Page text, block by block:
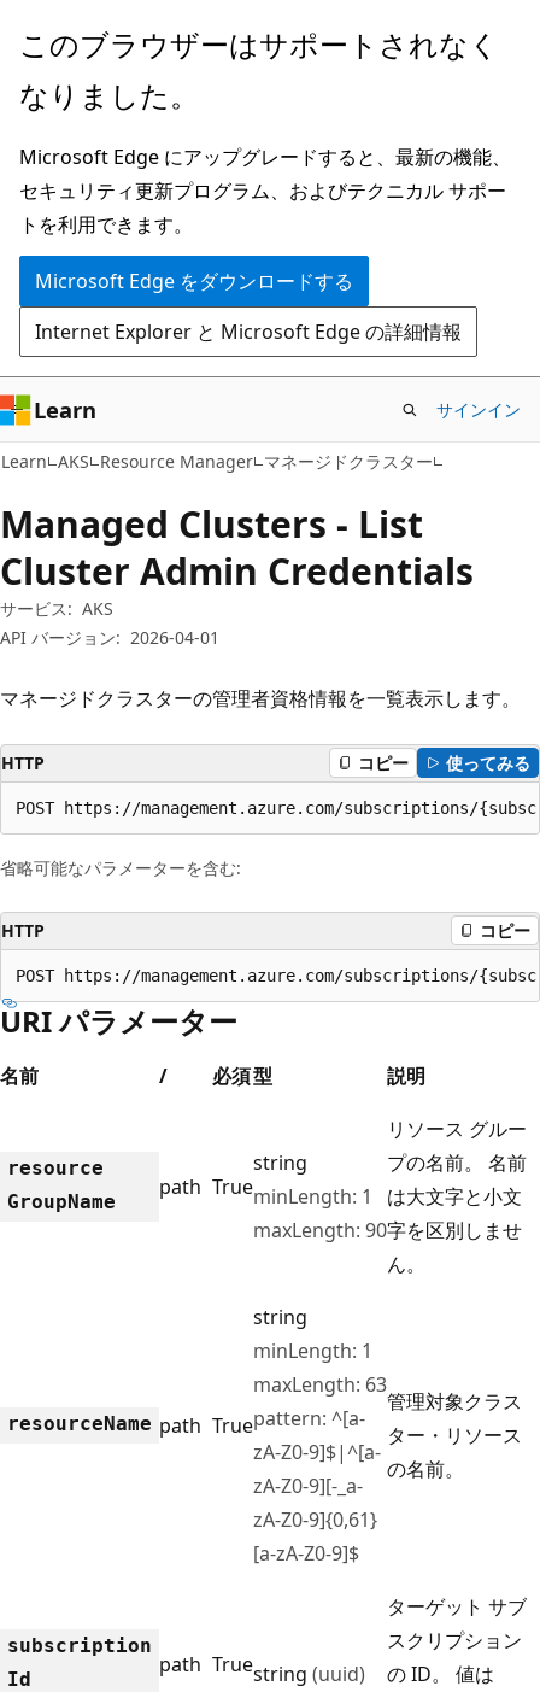
メ
ン
ン
テ
ン
ツ
に
ス
キ
ッ
プ
ペ
ジ
ナ
ビ
ゲ
ー
シ
ョ
ン
に
ス
キ
ッ
プ
このブラウザーはサポートされなく
なりました。
Microsoft Edge にアップグレードすると、最新の機能、
セキュリティ更新プログラム、およびテクニカル サポー
トを利用できます。
Microsoft Edge をダウンロードする
Internet Explorer と Microsoft Edge の詳細情報
Learn サインイン
Learn AKS Resource Manager マネージドクラスター
Managed Clusters - List
Cluster Admin Credentials
サービス: AKS
API バージョン: 2026-04-01
マネージドクラスターの管理者資格情報を一覧表示します。
HTTP コピー 使ってみる
POST https://management.azure.com/subscriptions/
省略可能なパラメーターを含む:
HTTP コピー
POST https://management.azure.com/subscriptions/
URI パラメーター
名前 / 必須型 説明
resource
GroupName
path True
string
minLength: 1
maxLength: 90
リソース グルー
プの名前。 名前
は大文字と小文
字を区別しませ
ん。
resourceName path True
string
minLength: 1
maxLength: 63
pattern: ^[a-
zA-Z0-9]$|^[a-
zA-Z0-9][-_a-
zA-Z0-9]{0,61}
[a-zA-Z0-9]$
管理対象クラス
ター・リソース
の名前。
subscription
Id
path Truestring (uuid)
ターゲット サブ
スクリプション
の ID。 値は